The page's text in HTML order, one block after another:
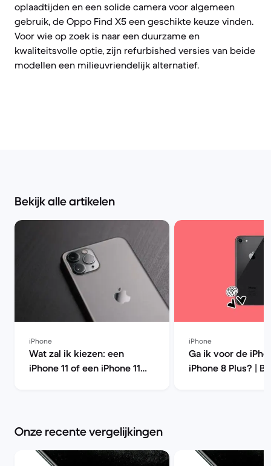
oplaadtijden en een solide camera voor algemeen
gebruik, de Oppo Find X5 een geschikte keuze vinden.
Voor wie op zoek is naar een duurzame en
kwaliteitsvolle optie, zijn refurbished versies van beide
modellen een milieuvriendelijk alternatief.
Bekijk alle artikelen
iPhone
Wat zal ik kiezen: een
iPhone 11 of een iPhone 11
iPhone
Ga ik voor de
iPhone 8 Plus? |
Onze recente vergelijkingen